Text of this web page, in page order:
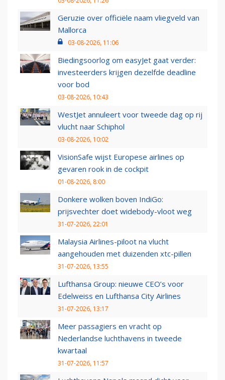
Geruzie over officiële naam vliegveld van
Mallorca
03-08-2026, 11:06
Biedingsoorlog om easyJet gaat verder:
investeerders krijgen dezelfde deadline
voor bod
03-08-2026, 10:43
WestJet annuleert voor tweede dag op rij
vlucht naar Schiphol
03-08-2026, 10:02
VisionSafe wijst Europese airlines op
gevaren rook in de cockpit
01-08-2026, 8:00
Donkere wolken boven IndiGo:
prijsvechter doet widebody-vloot weg
31-07-2026, 22:01
Malaysia Airlines-piloot na vlucht
aangehouden met duizenden xtc-pillen
31-07-2026, 13:55
Lufthansa Group: nieuwe CEO’s voor
Edelweiss en Lufthansa City Airlines
31-07-2026, 13:17
Meer passagiers en vracht op
Nederlandse luchthavens in tweede
kwartaal
31-07-2026, 11:57